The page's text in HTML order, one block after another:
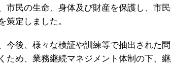
市民の生命、身体及び財産を保護し、市
策定しました。
今後、様々な検証や訓練等で抽出された
ため、業務継続マネジメント体制の下、